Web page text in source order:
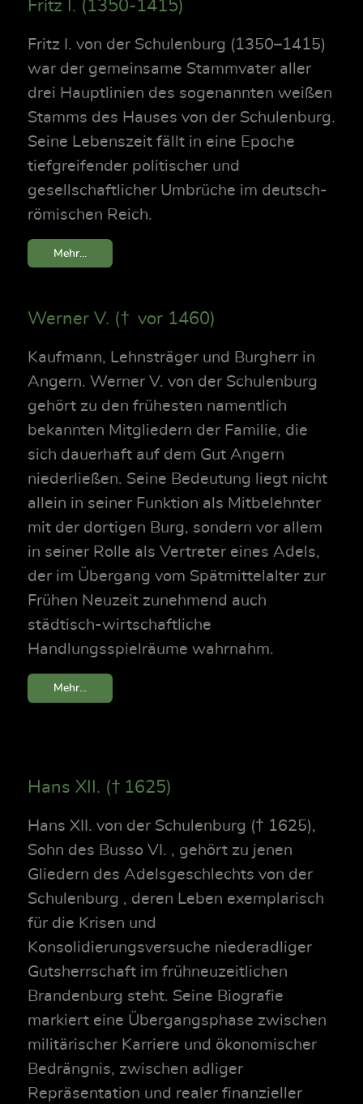
Fritz I. (1350-1415)
Fritz I. von der Schulenburg (1350–1415)
war der gemeinsame Stammvater aller
drei Hauptlinien des sogenannten weißen
Stamms des Hauses von der Schulenburg.
Seine Lebenszeit fällt in eine Epoche
tiefgreifender politischer und
gesellschaftlicher Umbrüche im deutsch-
römischen Reich.
Mehr...
Werner V. († vor 1460)
Kaufmann, Lehnsträger und Burgherr in
Angern. Werner V. von der Schulenburg
gehört zu den frühesten namentlich
bekannten Mitgliedern der Familie, die
sich dauerhaft auf dem Gut Angern
niederließen. Seine Bedeutung liegt nicht
allein in seiner Funktion als Mitbelehnter
mit der dortigen Burg, sondern vor allem
in seiner Rolle als Vertreter eines Adels,
der im Übergang vom Spätmittelalter zur
Frühen Neuzeit zunehmend auch
städtisch-wirtschaftliche
Handlungsspielräume wahrnahm.
Mehr...
Hans XII. († 1625)
Hans XII. von der Schulenburg († 1625),
Sohn des Busso VI. , gehört zu jenen
Gliedern des Adelsgeschlechts von der
Schulenburg , deren Leben exemplarisch
für die Krisen und
Konsolidierungsversuche niederadliger
Gutsherrschaft im frühneuzeitlichen
Brandenburg steht. Seine Biografie
markiert eine Übergangsphase zwischen
militärischer Karriere und ökonomischer
Bedrängnis, zwischen adliger
Repräsentation und realer finanzieller